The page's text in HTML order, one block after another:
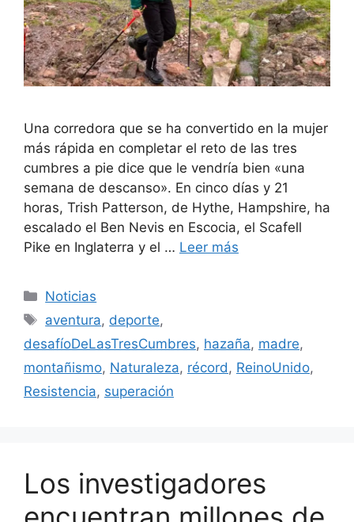
Una corredora que se ha convertido en la mujer
más rápida en completar el reto de las tres
cumbres a pie dice que le vendría bien «una
semana de descanso». En cinco días y 21
horas, Trish Patterson, de Hythe, Hampshire, ha
escalado el Ben Nevis en Escocia, el Scafell
Pike en Inglaterra y el … Leer más
Categorías
Noticias
Etiquetas
aventura, deporte,
desafíoDeLasTresCumbres, hazaña, madre,
montañismo, Naturaleza, récord , ReinoUnido,
Resistencia, superación
Los investigadores